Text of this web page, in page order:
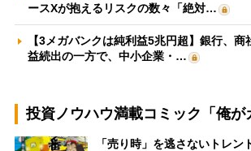
ースXが抱えるリスクの数々「絶対…
【3メガバンクは純利益5兆円超】銀行、
益続出の一方で、中小企業・…
投資ノウハウ満載コミック「俺が
「売り時」を逃さないトレ